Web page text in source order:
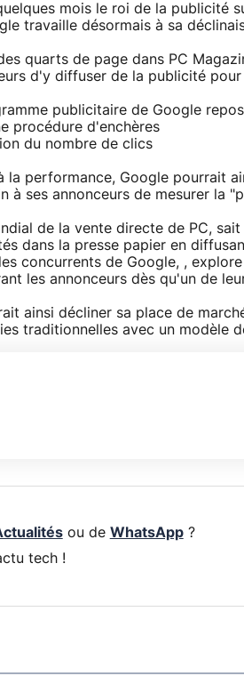
mois le roi de la publicité
travaille désormais à sa
quarts de page dans PC
d'y diffuser de la publicité
publicitaire de Google
procédure d'enchères
du nombre de clics
la performance, Google pourrait
à ses annonceurs de mesurer la
de la vente directe de PC,
dans la presse papier en
concurrents de Google, ,
les annonceurs dès qu'un de
ainsi décliner sa place de
traditionnelles avec un modèle
ou de WhatsApp?
tech !